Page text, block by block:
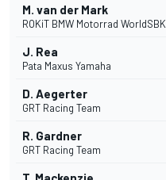
M. van der Mark
ROKiT BMW Motorrad
J. Rea
Pata Maxus Yamaha
D. Aegerter
GRT Racing Team
R. Gardner
GRT Racing Team